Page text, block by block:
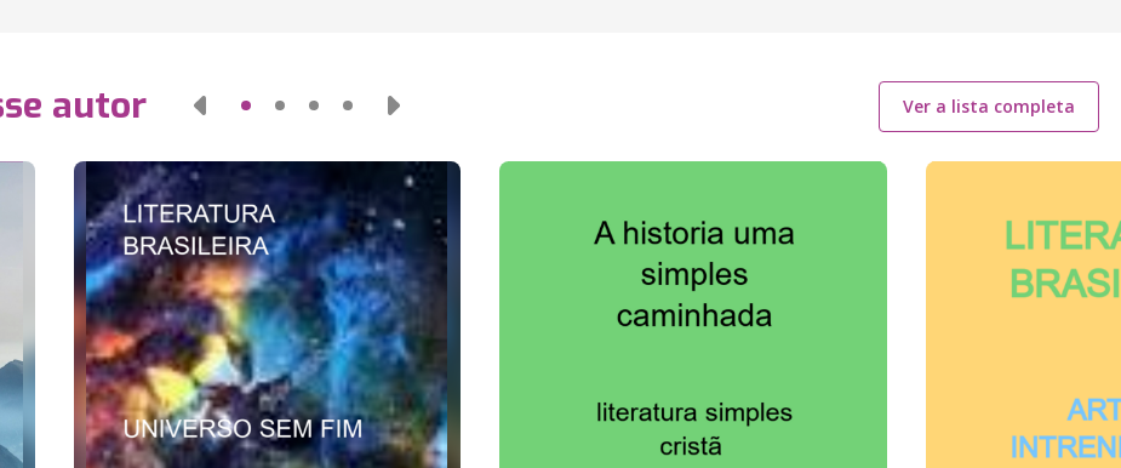
autor Ver a lista completa